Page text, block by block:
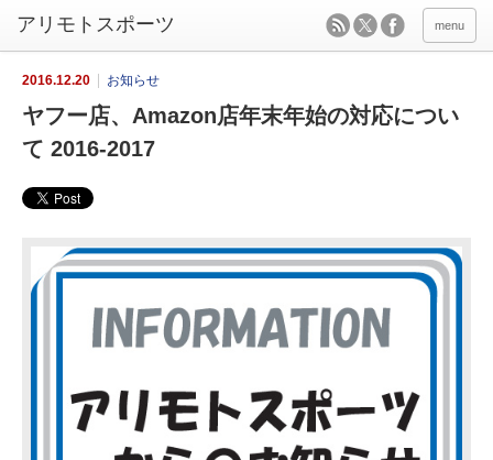
menu
2016.12.20 お知らせ
ヤフー店、Amazon店年末年始の対応につい
て 2016-2017